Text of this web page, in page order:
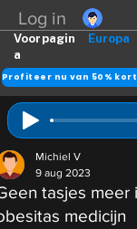
Log in
Europa
Voorpagin
a
tasjes meer
medicijn
Michiel V
9 aug 2023